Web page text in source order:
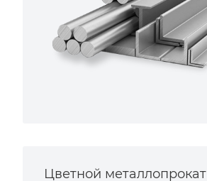
Цветной металлопрокат